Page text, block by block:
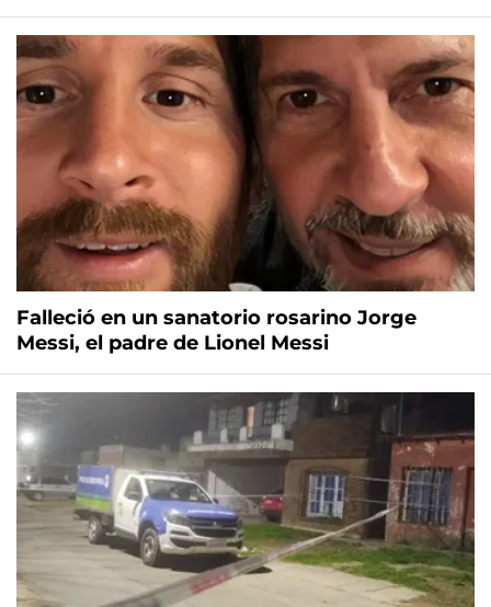
Falleció en un sanatorio rosarino Jorge
Messi, el padre de Lionel Messi